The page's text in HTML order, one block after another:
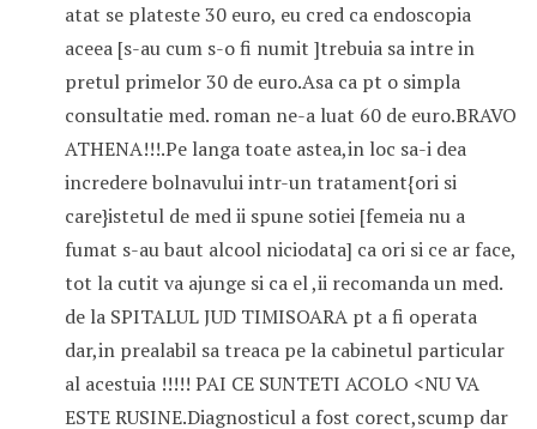
atat se plateste 30 euro, eu cred ca endoscopia
aceea [s-au cum s-o fi numit ]trebuia sa intre in
pretul primelor 30 de euro.Asa ca pt o simpla
consultatie med. roman ne-a luat 60 de euro.BRAVO
ATHENA!!!.Pe langa toate astea,in loc sa-i dea
incredere bolnavului intr-un tratament{ori si
care}istetul de med ii spune sotiei [femeia nu a
fumat s-au baut alcool niciodata] ca ori si ce ar face,
tot la cutit va ajunge si ca el ,ii recomanda un med.
de la SPITALUL JUD TIMISOARA pt a fi operata
dar,in prealabil sa treaca pe la cabinetul particular
al acestuia !!!!! PAI CE SUNTETI ACOLO <NU VA
ESTE RUSINE.Diagnosticul a fost corect,scump dar